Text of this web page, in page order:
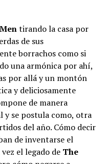
tirando la casa por
de sus
borrachos como si
una armónica por ahí,
por allá y un montón
y deliciosamente
de manera
y se postula como, otra
del año. Cómo decir
de inventarse el
el legado de The